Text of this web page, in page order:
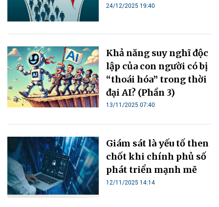
24/12/2025 19:40
Khả năng suy nghĩ độc
lập của con người có bị
“thoái hóa” trong thời
đại AI? (Phần 3)
13/11/2025 07:40
Giám sát là yếu tố then
chốt khi chính phủ số
phát triển mạnh mẽ
12/11/2025 14:14